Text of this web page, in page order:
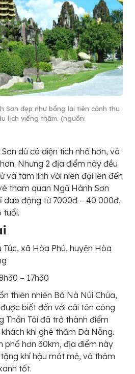
Sơn đẹp như bồng lai tiên cảnh thu
lịch viếng thăm. (nguồn:
dù có diện tích nhỏ hơn, và
Nhưng 2 địa điểm này đều
và tâm linh với niên đại lên đến
tham quan Ngũ Hành Sơn
dao động từ 7000đ – 40 000đ,
tuổi.
Túc, xã Hòa Phú, huyện Hòa
– 17h30
thiên nhiên Bà Nà Núi Chúa,
biết đến với cái tên công
Thần Tài đã trở thành điểm
khi ghé thăm Đà Nẵng.
phố hơn 30km, địa điểm này
khí hậu mát mẻ, và thảm
tốt.